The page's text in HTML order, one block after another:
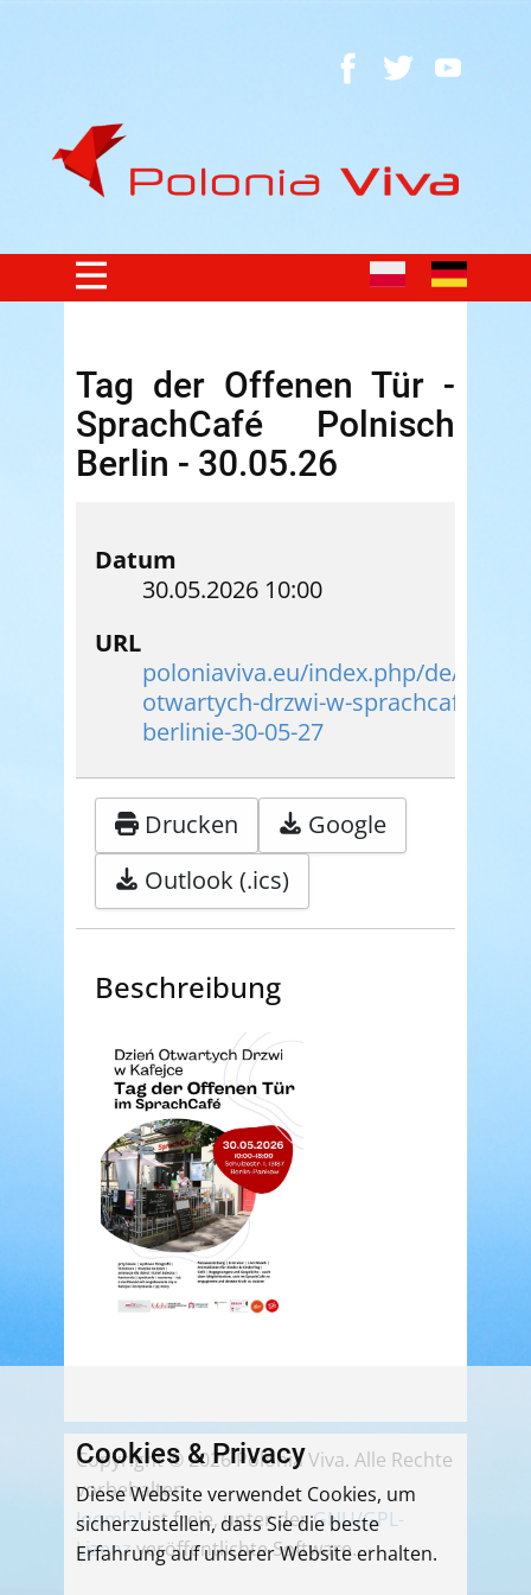
Tag der Offenen Tür -
SprachCafé Polnisch
Berlin - 30.05.26
Datum
30.05.2026 10:00
URL
poloniaviva.eu/index.php/de/
otwartych-drzwi-w-sprachcafe-
berlinie-30-05-27
Drucken
Google
Outlook (.ics)
Beschreibung
Copyright © 2026 Polonia Viva. Alle Rechte
vorbehalten.
Joomla!ist freie, unter derGNU/GPL-
Lizenzveröffentlichte Software.
Cookies & Privacy
Diese Website verwendet Cookies, um
sicherzustellen, dass Sie die beste
Erfahrung auf unserer Website erhalten.